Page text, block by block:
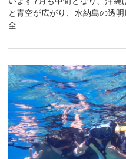
と青空が広がり、水納島の透
全…